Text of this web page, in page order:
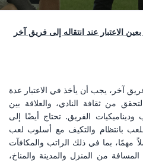
الاعتبار عند انتقاله إلى فريق آخر
آخر، يجب أن يأخذ في الاعتبار عدة
من ثقافة النادي، والعلاقة بين
وديناميكيات الفريق. تحتاج أيضًا إلى
بانتظام والتكيف مع أسلوب لعب
مهمًا، بما في ذلك الراتب والمكافآت
من المنزل والمدينة والمناخ،